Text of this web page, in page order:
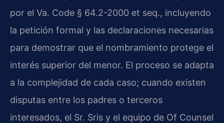
por el Va. Code § 64.2-2000 et seq., incluyendo
la petición formal y las declaraciones necesarias
para demostrar que el nombramiento protege el
interés superior del menor. El proceso se adapta
a la complejidad de cada caso; cuando existen
disputas entre los padres o terceros
interesados, el Sr. Sris y el equipo de Of Counsel